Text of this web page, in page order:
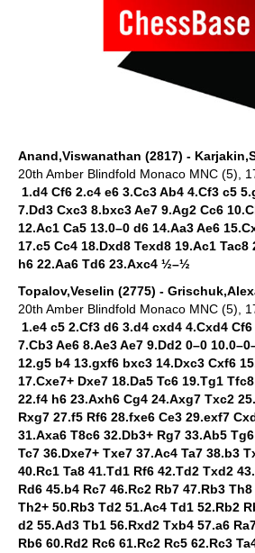
Anand,Viswanathan (2817) -
20th Amber Blindfold Monaco MNC (5),
1.d4 Cf6 2.c4 e6 3.Cc3 Ab4 4.Cf3 c5
7.Dd3 Cxc3 8.bxc3 Ae7 9.Ag2 Cc6
12.Ac1 Ca5 13.0–0 d6 14.Aa3 Ae6
17.c5 Cc4 18.Dxd8 Texd8 19.Ac1 Tac8
h6 22.Aa6 Td6 23.Axc4 ½–½
Topalov,Veselin (2775) -
20th Amber Blindfold Monaco MNC (5),
1.e4 c5 2.Cf3 d6 3.d4 cxd4 4.Cxd4
7.Cb3 Ae6 8.Ae3 Ae7 9.Dd2 0–0
12.g5 b4 13.gxf6 bxc3 14.Dxc3 Cxf6
17.Cxe7+ Dxe7 18.Da5 Tc6 19.Tg1
22.f4 h6 23.Axh6 Cg4 24.Axg7 Txc2
Rxg7 27.f5 Rf6 28.fxe6 Ce3 29.exf7
31.Axa6 T8c6 32.Db3+ Rg7 33.Ab5
Tc7 36.Dxe7+ Txe7 37.Ac4 Ta7 38.b3
40.Rc1 Ta8 41.Td1 Rf6 42.Td2 Txd2
Rd6 45.b4 Rc7 46.Rc2 Rb7 47.Rb3
Th2+ 50.Rb3 Td2 51.Ac4 Td1 52.Rb2
d2 55.Ad3 Tb1 56.Rxd2 Txb4 57.a6
Rb6 60.Rd2 Rc6 61.Rc2 Rc5 62.Rc3